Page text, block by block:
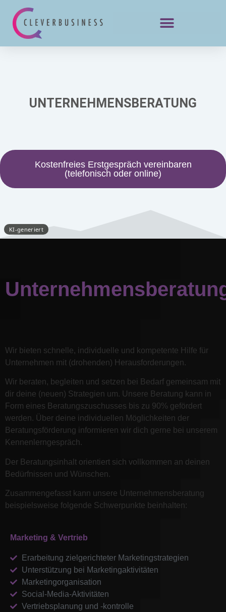
KI-
generiert
KI-
generiert
KI-
generiert
UNTERNEHMENSBERATUNG
Kostenfreies Erstgespräch vereinbaren
(telefonisch oder online)
Wir bieten schnelle, individuelle und kompetente Hilfe für
Unternehmen mit (drohenden) Herausforderungen.
Wir beraten, begleiten und setzen bei Bedarf gemeinsam mit
dir deine (neuen) Strategien um. Unsere Beratung kann in
Form eines Beratungszuschusses bis zu 90% gefördert
werden. Über deine individuellen Möglichkeiten der
Beratungsförderung informieren wir dich gerne bei unserem
Kennenlerngespräch.
Der Beratungsinhalt orientiert sich vollkommen an deinen
Bedürfnissen und Wünschen.
Zusammengefasst kann unsere Unternehmensberatung
beispielsweise folgende Schwerpunkte beinhalten:
Marketing & Vertrieb
Erarbeitung zielgerichteter Marketingstrategien
Unterstützung bei Marketingaktivitäten
Marketingorganisation
Social-Media-Aktivitäten
Vertriebsplanung und -kontrolle